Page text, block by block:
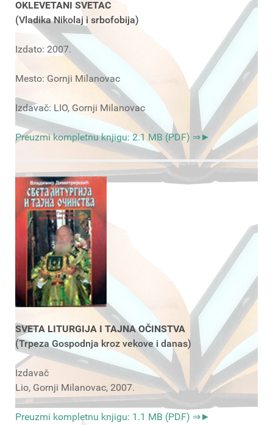
OKLEVETANI SVETAC
(Vladika Nikolaj i srbofobija)
Izdato: 2007.
Mesto: Gornji Milanovac
Izdavač: LIO, Gornji Milanovac
Preuzmi kompletnu knjigu: 2.1 MB (PDF) ⇒►
SVETA LITURGIJA I TAJNA OČINSTVA
(Trpeza Gospodnja kroz vekove i danas)
Izdavač
Lio, Gornji Milanovac, 2007.
Preuzmi kompletnu knjigu: 1.1 MB (PDF) ⇒►